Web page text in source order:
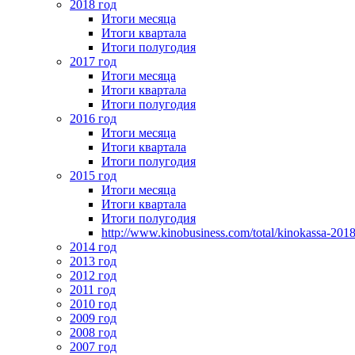
2018 год
Итоги месяца
Итоги квартала
Итоги полугодия
2017 год
Итоги месяца
Итоги квартала
Итоги полугодия
2016 год
Итоги месяца
Итоги квартала
Итоги полугодия
2015 год
Итоги месяца
Итоги квартала
Итоги полугодия
http://www.kinobusiness.com/total/kinokassa-
2014 год
2013 год
2012 год
2011 год
2010 год
2009 год
2008 год
2007 год